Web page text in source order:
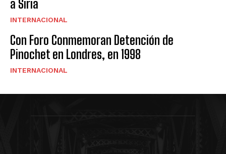
a Siria
INTERNACIONAL
Con Foro Conmemoran Detención de
Pinochet en Londres, en 1998
INTERNACIONAL